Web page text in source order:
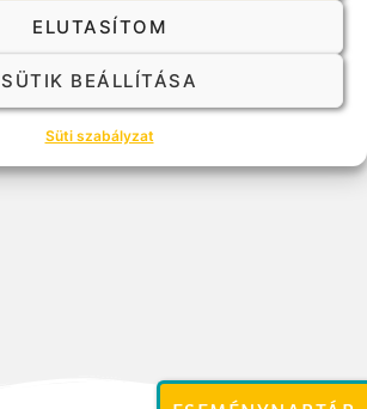
ELUTASÍTOM
SÜTIK BEÁLLÍTÁSA
Süti szabályzat